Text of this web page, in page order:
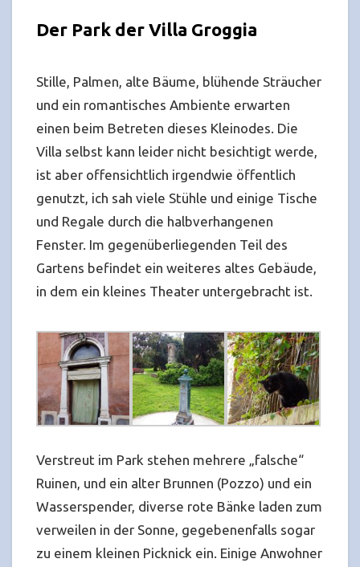
Der Park der Villa Groggia
Stille, Palmen, alte Bäume, blühende Sträucher
und ein romantisches Ambiente erwarten
einen beim Betreten dieses Kleinodes. Die
Villa selbst kann leider nicht besichtigt werde,
ist aber offensichtlich irgendwie öffentlich
genutzt, ich sah viele Stühle und einige Tische
und Regale durch die halbverhangenen
Fenster. Im gegenüberliegenden Teil des
Gartens befindet ein weiteres altes Gebäude,
in dem ein kleines Theater untergebracht ist.
Verstreut im Park stehen mehrere „falsche“
Ruinen, und ein alter Brunnen (Pozzo) und ein
Wasserspender, diverse rote Bänke laden zum
verweilen in der Sonne, gegebenenfalls sogar
zu einem kleinen Picknick ein. Einige Anwohner